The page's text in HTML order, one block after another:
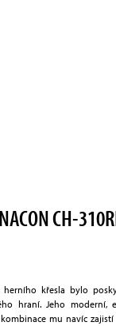
CH-
křesla bylo
hraní. Jeho moderní,
mu navíc